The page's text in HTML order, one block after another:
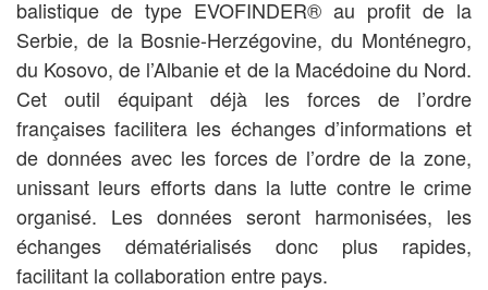
balistique de type EVOFINDER® au profit de la
Serbie, de la Bosnie-Herzégovine, du Monténegro,
du Kosovo, de l’Albanie et de la Macédoine du Nord.
Cet outil équipant déjà les forces de l’ordre
françaises facilitera les échanges d’informations et
de données avec les forces de l’ordre de la zone,
unissant leurs efforts dans la lutte contre le crime
organisé. Les données seront harmonisées, les
échanges dématérialisés donc plus rapides,
facilitant la collaboration entre pays.